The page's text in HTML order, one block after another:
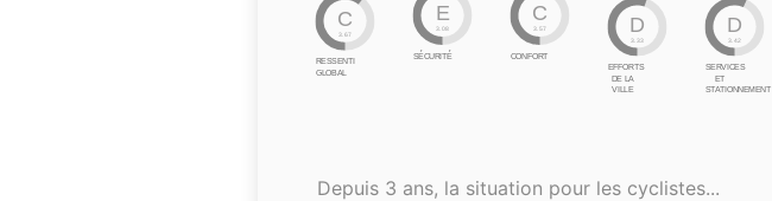
C
3.67
RESSENTI
GLOBAL
E
3.08
SÉCURITÉ
C
3.57
CONFORT
D
3.33
EFFORTS
DE LA
VILLE
D
3.42
SERVICES
ET
STATIONNEMENT
Depuis 3 ans, la situation pour les cyclistes...